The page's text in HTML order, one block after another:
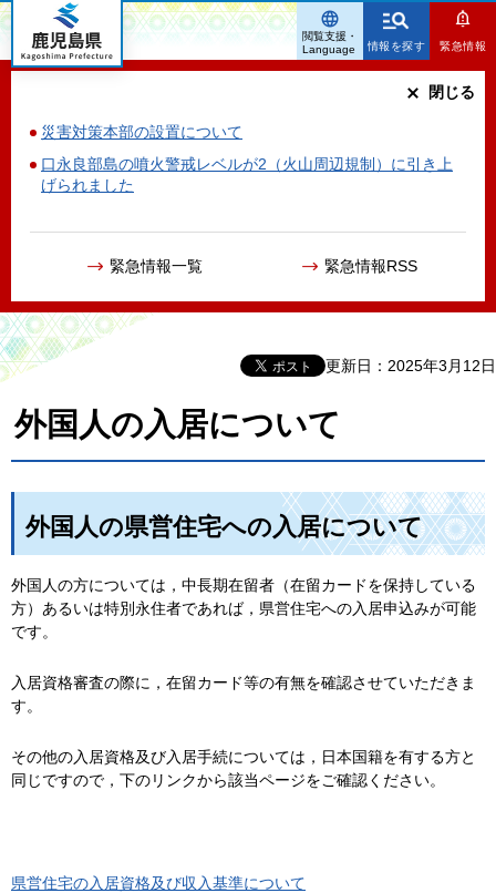
鹿児島県
情報を探す 緊急情報
災害対策本部の設置について
口永良部島の噴火警戒レベルが2（火山周辺規制）に引き上
げられました
緊急情報一覧 緊急情報RSS
閉じる
閲覧支援・
Language
更新日：2025年3月12日
外国人の入居について
外国人の県営住宅への入居について
外国人の方については，中長期在留者（在留カードを保持している
方）あるいは特別永住者であれば，県営住宅への入居申込みが可能
です。
入居資格審査の際に，在留カード等の有無を確認させていただきま
す。
その他の入居資格及び入居手続については，日本国籍を有する方と
同じですので，下のリンクから該当ページをご確認ください。
県営住宅の入居資格及び収入基準について